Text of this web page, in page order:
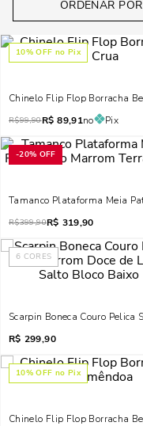
10% OFF no Pix
Chinelo Flip Flop Borracha
R$99,90R$ 89,91no Pix
-20% OFF
Tamanco Plataforma Meia
R$399,90R$ 319,90
6 CORES
Scarpin Boneca Couro Pelica
R$ 299,90
10% OFF no Pix
Chinelo Flip Flop Borracha